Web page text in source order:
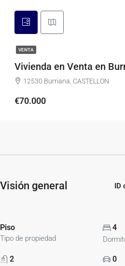
VENTA
Vivienda en Venta en
12530 Burriana, CASTELLON
€70.000
Visión general ID
Piso
Tipo de propiedad
4
2 0